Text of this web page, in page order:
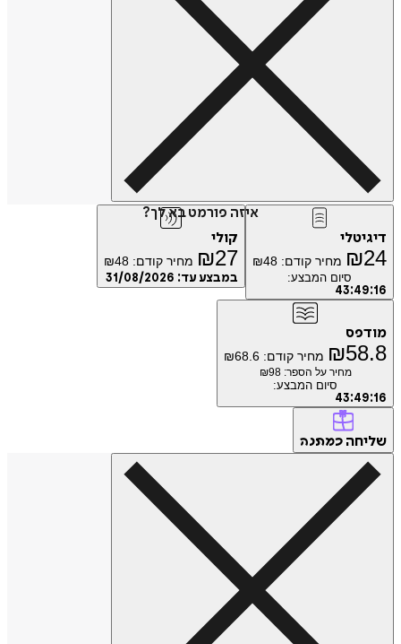
איזה פורמט בא לך?
₪ מחיר קודם: ₪48
סיום המבצע:
43
₪ 27 מחיר קודם: ₪48
במבצע עד:31/08/2026
₪ מחיר קודם: ₪68.6
מחיר על הספר: ₪98
סיום המבצע:
43
כמתנה